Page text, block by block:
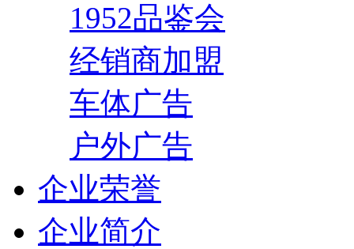
1952品鉴会
经销商加盟
车体广告
户外广告
企业荣誉
企业简介